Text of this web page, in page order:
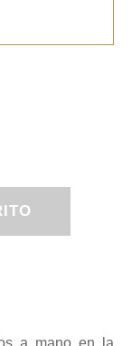
a mano en la